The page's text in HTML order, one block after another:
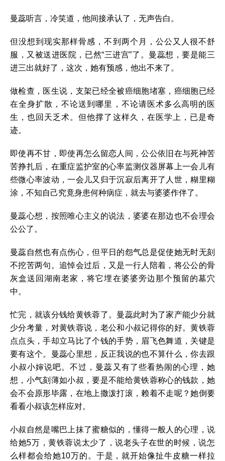
曼蕊听言，冷笑道，他间接承认了，无声告白。
但没想到现实那样骨感，不到两个月，公公又人很不舒
服，又被送进医院，已然“三进宫”了。曼蕊想，要是能三
进三出就好了，这次，她有预感，他出不来了。
做检查，医生说，支架已经全被癌细胞堵塞，癌细胞已经
在全身扩散，不论送到哪里，不论请医术多么高明的医
生，也回天乏术。但他撑了这样久，在医学上，已是奇
迹。
即使再不甘，即使再怎么留恋人间，公公依旧在与死神苦
苦挣扎后，在重症监护室的心率监测仪器屏幕上一会儿有
些微心率波动，一会儿又归于沉寂后离开了人世，糊里糊
涂，不知自己究竟身患何种病症，就去与婆婆作伴了。
曼蕊心想，按照唯心主义的说法，婆婆在那边也不会理会
公公了。
曼蕊自然也有点伤心，但平日的怨气总是促使她无时无刻
不挖苦两句。追悼会过后，又是一行人陪着，将公公的骨
灰盒送回湖南老家，将它埋在婆婆旁边那个预留的墓穴
中。
忙完，就该分钱给黄铁蓉了。曼蕊此时为了家产能少分就
少分考量，对黄铁蓉说，老公和小叔记得你的好。黄铁蓉
点点头，手却立马比了个钱的手势，眉飞色舞道，关键是
要有这个。曼蕊心里想，反正我说的也不算什么，你去跟
小叔小婶说吧。不过，曼蕊又有了些看热闹的心理，她
想，小气刻薄如小叔，要是不能给黄铁蓉称心的钱款，她
会不会原形毕露，在地上撒泼打滚，赖着不走呢？她倒要
看看小叔该怎样应对。
小叔自然是嘴巴上抹了蜜糖似的，懂得一般人的心理，说
给她5万，黄铁蓉说太少了，说老头子在世的时候，说怎
么样都会给她10万的。于是，就开始像扯牛皮糖一样拉